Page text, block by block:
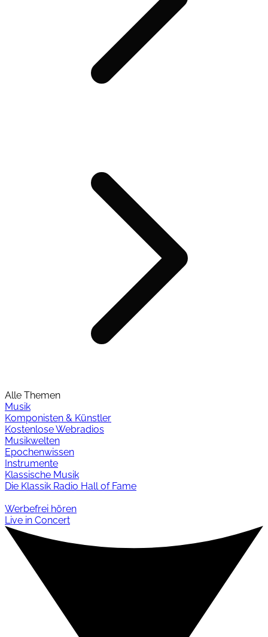
Alle Themen
Musik
Komponisten & Künstler
Kostenlose Webradios
Musikwelten
Epochenwissen
Instrumente
Klassische Musik
Die Klassik Radio Hall of Fame
Werbefrei hören
Live in Concert